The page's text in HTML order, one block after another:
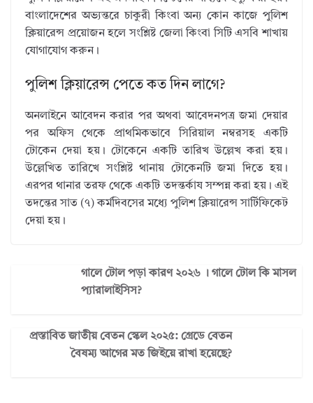
বাংলাদেশের অভ্যন্তরে চাকুরী কিংবা অন্য কোন কাজে পুলিশ
ক্লিয়ারেন্স প্রয়োজন হলে সংশ্লিষ্ট জেলা কিংবা সিটি এসবি শাখায়
যোগাযোগ করুন।
পুলিশ ক্লিয়ারেন্স পেতে কত দিন লাগে?
অনলাইনে আবেদন করার পর অথবা আবেদনপত্র জমা দেয়ার
পর অফিস থেকে প্রাথমিকভাবে সিরিয়াল নম্বরসহ একটি
টোকেন দেয়া হয়। টোকেনে একটি তারিখ উল্লেখ করা হয়।
উল্লেখিত তারিখে সংশ্লিষ্ট থানায় টোকেনটি জমা দিতে হয়।
এরপর থানার তরফ থেকে একটি তদন্তর্কায সম্পন্ন করা হয়। এই
তদন্তের সাত (৭) কর্মদিবসের মধ্যে পুলিশ ক্লিয়ারেন্স সার্টিফিকেট
দেয়া হয়।
গালে টোল পড়া কারণ ২০২৬ । গালে টোল কি মাসল
প্যারালাইসিস?
প্রস্তাবিত জাতীয় বেতন স্কেল ২০২৫: গ্রেডে বেতন
বৈষম্য আগের মত জিইয়ে রাখা হয়েছে?